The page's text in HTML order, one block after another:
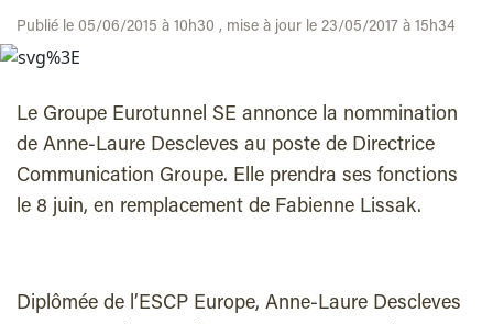
Publié le 05/06/2015 à 10h30 , mise à jour le 23/05/2017 à 15h34
Le Groupe Eurotunnel SE annonce la nommination
de Anne-Laure Descleves au poste de Directrice
Communication Groupe. Elle prendra ses fonctions
le 8 juin, en remplacement de Fabienne Lissak.
Diplômée de l’ESCP Europe, Anne-Laure Descleves